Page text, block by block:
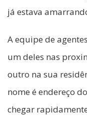
já estava
A equipe de
um deles nas
outro na sua
nome é endereço
chegar